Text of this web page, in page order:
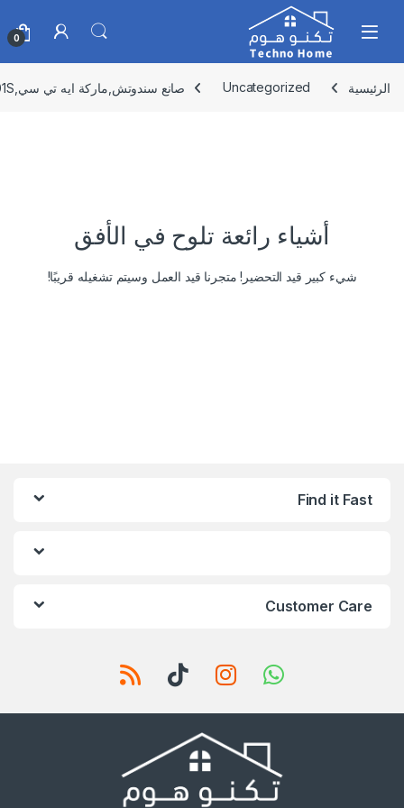
Skip to navigation
Skip to content
0
الرئيسية Uncategorized صانع سندوتش,ماركة ايه تي سي,H-SM0301S
أشياء رائعة تلوح في الأفق
شيء كبير قيد التحضير! متجرنا قيد العمل وسيتم تشغيله قريبًا!
Find it Fast
Customer Care